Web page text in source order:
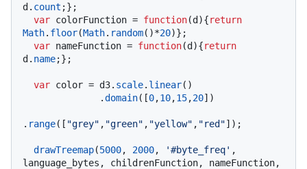
d. count ;};
var colorFunction = function(d ){return
Math. floor(Math. random()*20)};
var nameFunction = function(d ){return
d. name;};
var color = d3. scale. linear()
              .
domain([0,10,15,20])
. range([ "grey" , "green" , "yellow" , "red"]);
drawTreemap(5000, 2000, '#byte_freq' ,
language_bytes, childrenFunction, nameFunction,